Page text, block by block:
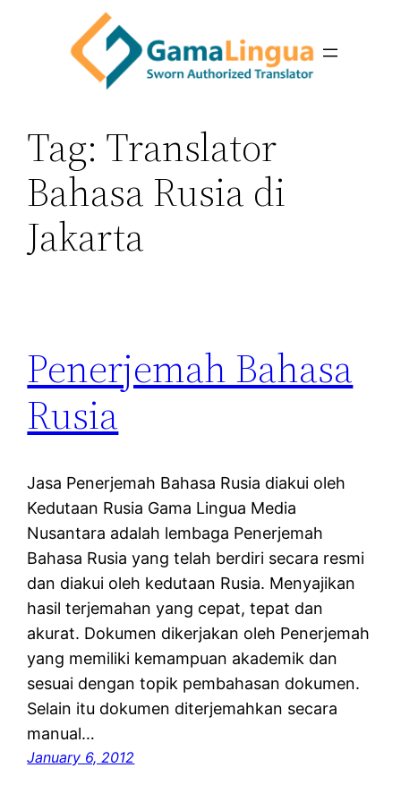
Tag: Translator
Bahasa Rusia di
Jakarta
Penerjemah Bahasa
Rusia
Jasa Penerjemah Bahasa Rusia diakui oleh
Kedutaan Rusia Gama Lingua Media
Nusantara adalah lembaga Penerjemah
Bahasa Rusia yang telah berdiri secara resmi
dan diakui oleh kedutaan Rusia. Menyajikan
hasil terjemahan yang cepat, tepat dan
akurat. Dokumen dikerjakan oleh Penerjemah
yang memiliki kemampuan akademik dan
sesuai dengan topik pembahasan dokumen.
Selain itu dokumen diterjemahkan secara
manual…
January 6, 2012